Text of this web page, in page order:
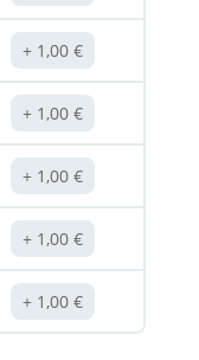
1,00€
1,00€
1,00€
1,00€
1,00€